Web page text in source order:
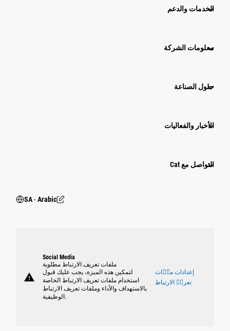
الخدمات والدعم
معلومات الشركة
حلول الصناعة
الأخبار والفعاليات
التواصل مع Cat
SA ‧ Arabic
warning
Social Media
ملفات تعريف الارتباط مطلوبة
لتمكين هذه الميزة، يجب عليك قبول
استخدام ملفات تعريف الارتباط الخاصة
بالاستهداف والأداء وملفات تعريف الارتباط
الوظيفية.
إعدادات ملٝات
تعريٝ الارتباط